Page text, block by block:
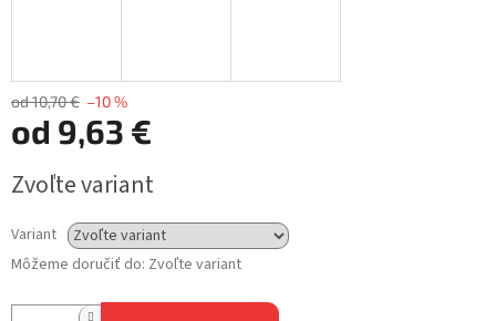
od 10,70 € –10 %
od 9,63 €
cena:
Zvoľte variant
Variant
Môžeme doručiť do: Zvoľte variant